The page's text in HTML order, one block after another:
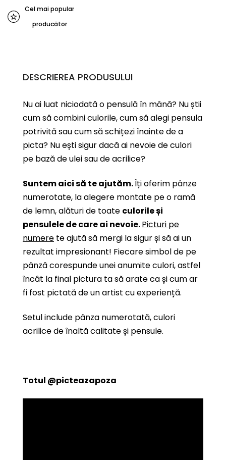
Cel mai popular
producător
DESCRIEREA PRODUSULUI
Nu ai luat niciodată o pensulă în mână? Nu știi
cum să combini culorile, cum să alegi pensula
potrivită sau cum să schițezi înainte de a
picta? Nu ești sigur dacă ai nevoie de culori
pe bază de ulei sau de acrilice?
Suntem aici să te ajutăm.Îți oferim pânze
numerotate, la alegere montate pe o ramă
de lemn, alături de toate culorile și
pensulele de care ai nevoie.Picturi pe
numere te ajută să mergi la sigur și să ai un
rezultat impresionant! Fiecare simbol de pe
pânză corespunde unei anumite culori, astfel
încât la final pictura ta să arate ca și cum ar
fi fost pictată de un artist cu experiență.
Setul include pânza numerotată, culori
acrilice de înaltă calitate și pensule.
Totul @picteazapoza